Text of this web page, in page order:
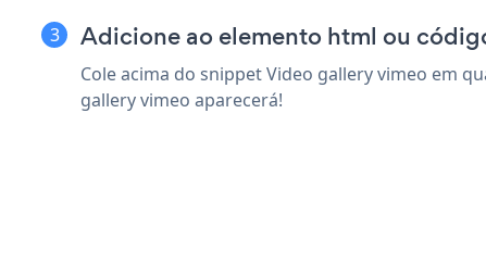
Adicione ao elemento html ou
Cole acima do snippet Video gallery vimeo em
gallery vimeo aparecerá!